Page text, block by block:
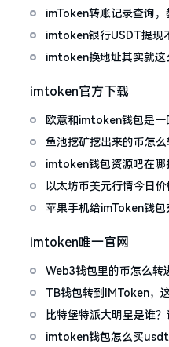
情况
imToken转账记录查询
imtoken银行USDT提现
搞定
imtoken换地址其实就这
imtoken官方下载
欧意和imtoken钱包是一
包
鱼池挖矿挖出来的币怎
imtoken钱包资源吧在哪
以太坊币美元行情今日
免追涨杀跌被套牢
苹果手机给imToken钱
imtoken唯一官网
Web3钱包里的币怎么转
三步搞定
TB钱包转到IMToken，
比特堡特派大明星是谁
imtoken钱包怎么买